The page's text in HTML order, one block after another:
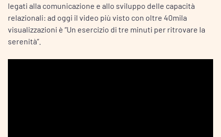
legati alla comunicazione e allo sviluppo delle capacità
relazionali: ad oggi il video più visto con oltre 40mila
visualizzazioni è “Un esercizio di tre minuti per ritrovare la
serenità”.